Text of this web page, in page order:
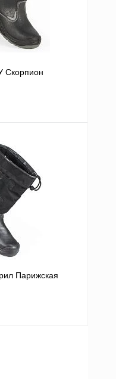
Скорпион
корзину
Сравнение
Парижская